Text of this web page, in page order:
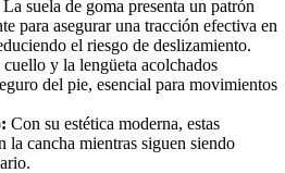
La suela de goma presenta un patrón
para asegurar una tracción efectiva en
el riesgo de deslizamiento.
y la lengüeta acolchados
del pie, esencial para movimientos
Con su estética moderna, estas
la cancha mientras siguen siendo